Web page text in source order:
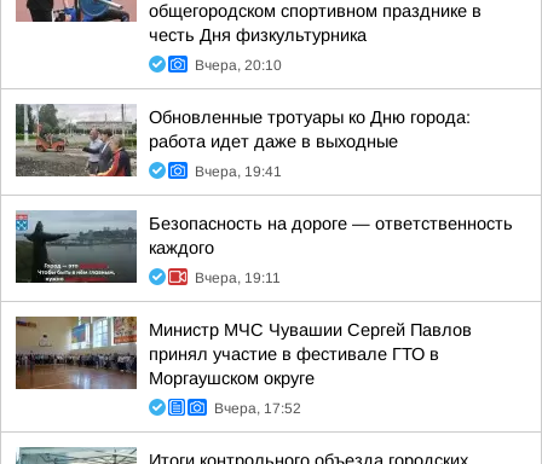
общегородском спортивном празднике в
честь Дня физкультурника
Вчера, 20:10
Обновленные тротуары ко Дню города:
работа идет даже в выходные
Вчера, 19:41
Безопасность на дороге — ответственность
каждого
Вчера, 19:11
Министр МЧС Чувашии Сергей Павлов
принял участие в фестивале ГТО в
Моргаушском округе
Вчера, 17:52